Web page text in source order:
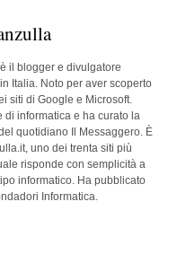
il blogger e divulgatore
Italia. Noto per aver scoperto
siti di Google e Microsoft.
di informatica e ha curato la
quotidiano Il Messaggero. È
uno dei trenta siti più
risponde con semplicità a
informatico. Ha pubblicato
Informatica.